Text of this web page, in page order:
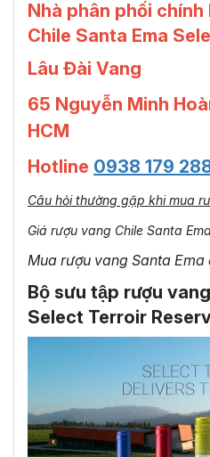
Nhà phân phối
Chile Santa Ema
Lâu Đài Vang
65 Nguyễn Minh
HCM
Hotline 0938 179
Câu hỏi thường gặp khi mua
Giá rượu vang Chile Santa
Mua rượu vang Santa Ema
Bộ sưu tập rượu
Select Terroir